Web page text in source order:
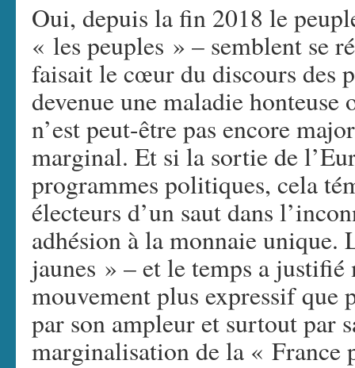
Oui, depuis la fin 2018 le
« les peuples » – semblent se
faisait le cœur du discours des
devenue une maladie honteuse
n’est peut-être pas encore
marginal. Et si la sortie de
programmes politiques, cela
électeurs d’un saut dans
adhésion à la monnaie unique.
jaunes » – et le temps a
mouvement plus expressif que
par son ampleur et surtout par
marginalisation de la « France